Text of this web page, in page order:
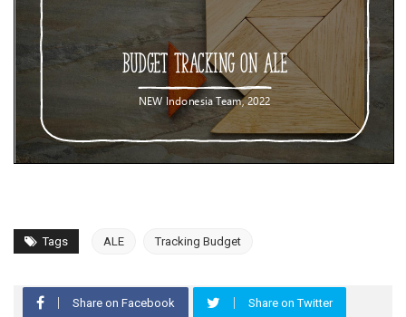
Tags ALE Tracking Budget
Share on Facebook Share on Twitter